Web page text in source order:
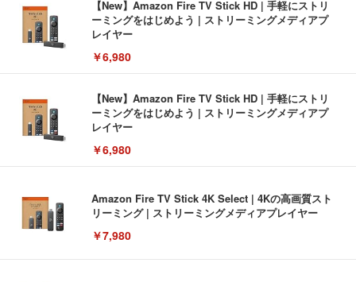
【New】Amazon Fire TV Stick HD | 手軽にストリ
ーミングをはじめよう | ストリーミングメディアプ
レイヤー
￥6,980
【New】Amazon Fire TV Stick HD | 手軽にストリ
ーミングをはじめよう | ストリーミングメディアプ
レイヤー
￥6,980
Amazon Fire TV Stick 4K Select | 4Kの高画質スト
リーミング | ストリーミングメディアプレイヤー
￥7,980